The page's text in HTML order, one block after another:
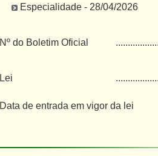
Especialidade - 28/04/2026
Nº do Boletim Oficial
Lei
Data de entrada em vigor da lei